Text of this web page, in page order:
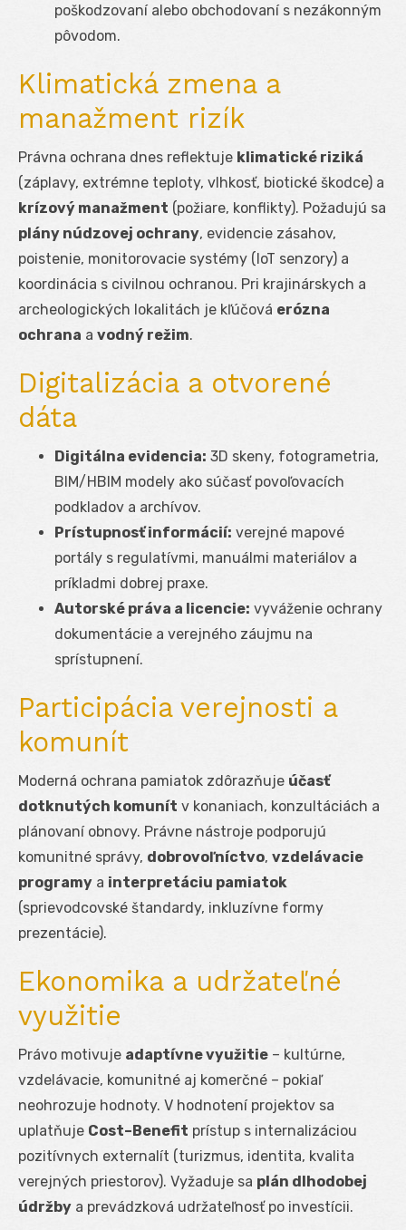
poškodzovaní alebo obchodovaní s nezákonným
pôvodom.
Klimatická zmena a
manažment rizík
Právna ochrana dnes reflektuje klimatické riziká
(záplavy, extrémne teploty, vlhkosť, biotické škodce) a
krízový manažment (požiare, konflikty). Požadujú sa
plány núdzovej ochrany, evidencie zásahov,
poistenie, monitorovacie systémy (IoT senzory) a
koordinácia s civilnou ochranou. Pri krajinárskych a
archeologických lokalitách je kľúčová erózna
ochrana a vodný režim.
Digitalizácia a otvorené
dáta
Digitálna evidencia: 3D skeny, fotogrametria,
BIM/HBIM modely ako súčasť povoľovacích
podkladov a archívov.
Prístupnosť informácií: verejné mapové
portály s regulatívmi, manuálmi materiálov a
príkladmi dobrej praxe.
Autorské práva a licencie: vyváženie ochrany
dokumentácie a verejného záujmu na
sprístupnení.
Participácia verejnosti a
komunít
Moderná ochrana pamiatok zdôrazňuje účasť
dotknutých komunít v konaniach, konzultáciách a
plánovaní obnovy. Právne nástroje podporujú
komunitné správy, dobrovoľníctvo, vzdelávacie
programy a interpretáciu pamiatok
(sprievodcovské štandardy, inkluzívne formy
prezentácie).
Ekonomika a udržateľné
využitie
Právo motivuje adaptívne využitie – kultúrne,
vzdelávacie, komunitné aj komerčné – pokiaľ
neohrozuje hodnoty. V hodnotení projektov sa
uplatňuje Cost–Benefit prístup s internalizáciou
pozitívnych externalít (turizmus, identita, kvalita
verejných priestorov). Vyžaduje sa plán dlhodobej
údržby a prevádzková udržateľnosť po investícii.